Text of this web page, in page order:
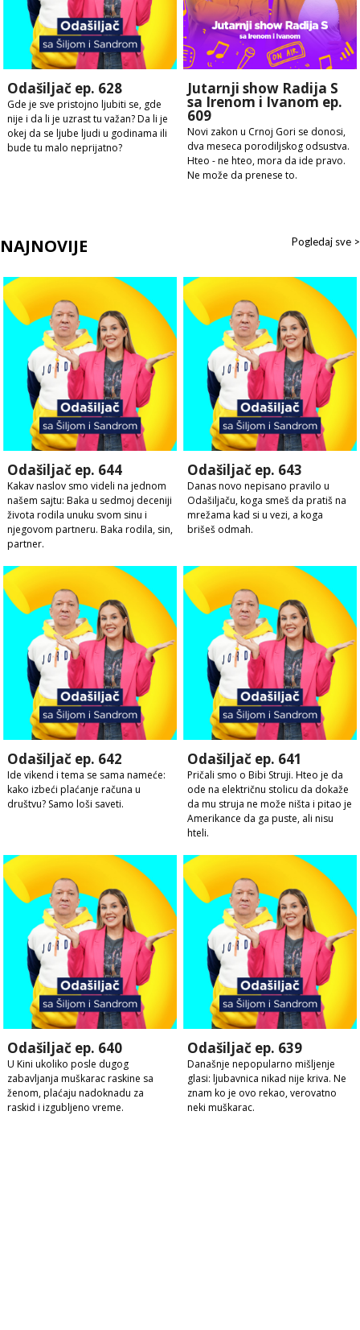
Odašiljač ep. 628
Gde je sve pristojno ljubiti se, gde
nije i da li je uzrast tu važan? Da li je
okej da se ljube ljudi u godinama ili
bude tu malo neprijatno?
Jutarnji show Radija S
sa Irenom i Ivanom ep.
609
Novi zakon u Crnoj Gori se donosi,
dva meseca porodiljskog odsustva.
Hteo - ne hteo, mora da ide pravo.
Ne može da prenese to.
NAJNOVIJE Pogledaj sve >
Odašiljač ep. 644
Kakav naslov smo videli na jednom
našem sajtu: Baka u sedmoj deceniji
života rodila unuku svom sinu i
njegovom partneru. Baka rodila, sin,
partner.
Odašiljač ep. 643
Danas novo nepisano pravilo u
Odašiljaču, koga smeš da pratiš na
mrežama kad si u vezi, a koga
brišeš odmah.
Odašiljač ep. 642
Ide vikend i tema se sama nameće:
kako izbeći plaćanje računa u
društvu? Samo loši saveti.
Odašiljač ep. 641
Pričali smo o Bibi Struji. Hteo je da
ode na električnu stolicu da dokaže
da mu struja ne može ništa i pitao je
Amerikance da ga puste, ali nisu
hteli.
Odašiljač ep. 640
U Kini ukoliko posle dugog
zabavljanja muškarac raskine sa
ženom, plaćaju nadoknadu za
raskid i izgubljeno vreme.
Odašiljač ep. 639
Današnje nepopularno mišljenje
glasi: ljubavnica nikad nije kriva. Ne
znam ko je ovo rekao, verovatno
neki muškarac.